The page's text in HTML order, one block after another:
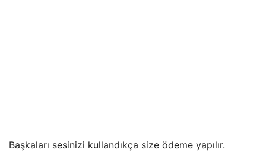
Başkaları sesinizi kullandıkça size ödeme yapılır.